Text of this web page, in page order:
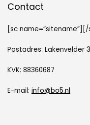
Contact
[sc name=”sitename”][/
Postadres: Lakenvelder
KVK: 88360687
E-mail: info@bo5.nl